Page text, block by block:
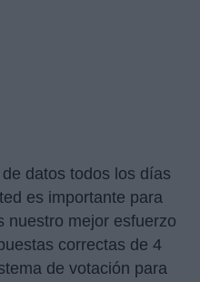
datos todos los días
es importante para
nuestro mejor esfuerzo
correctas de 4
de votación para